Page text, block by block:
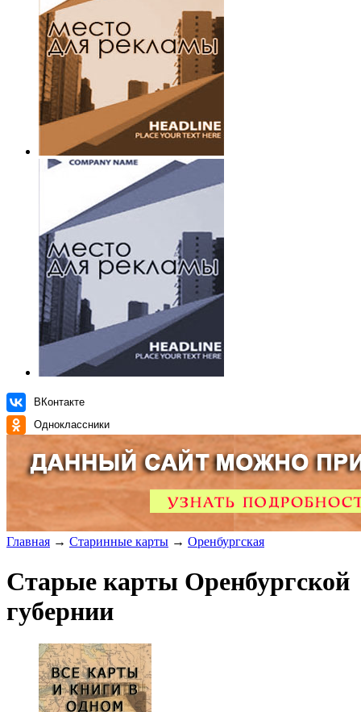
ВКонтакте
Одноклассники
Главная → Старинные карты → Оренбургская
Старые карты Оренбургской
губернии